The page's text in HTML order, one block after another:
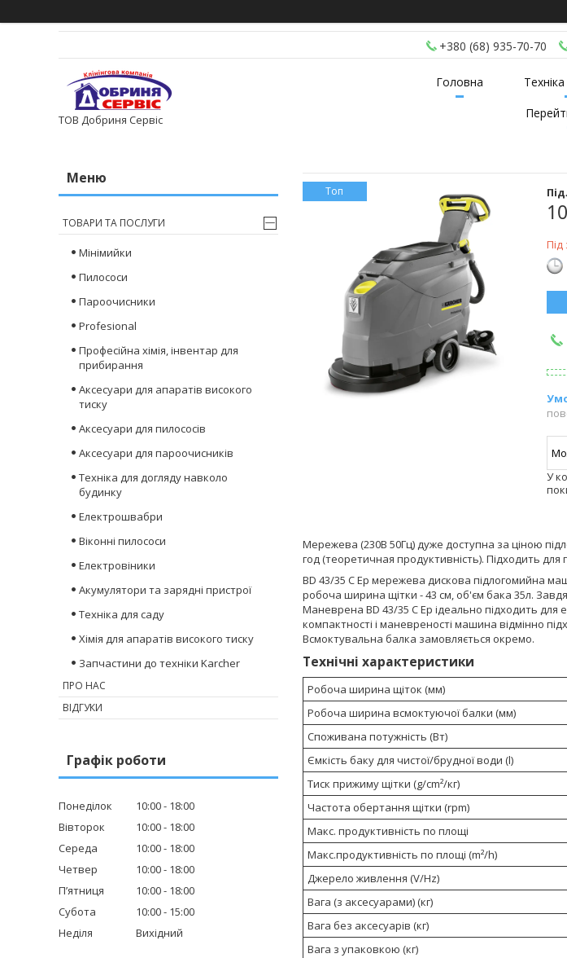
+380 (68) 935-70-70
ТОВ Добриня Сервіс
Головна
Топ
У
Мережева (230В 50Гц) дуже доступна за ціною
год (теоретичная продуктивність). Підходить
BD 43/35 C Ep мережева дискова підлогомийна
робоча ширина щітки - 43 см, об'єм бака 35л.
Маневрена BD 43/35 C Ep ідеально підходить
компактності і маневреності машина відмінно
Всмоктувальна балка замовляється окремо.
Технічні характеристики
Робоча ширина щіток (мм)
Робоча ширина всмоктуючої балки (мм)
Споживана потужність (Вт)
Ємкість баку для чистої/брудної води (l)
Тиск прижиму щітки (g/cm²/кг)
Частота обертання щітки (rpm)
Макс. продуктивність по площі
Макс.продуктивність по площі (m²/h)
Джерело живлення (V/Hz)
Вага (з аксесуарами) (кг)
Вага без аксесуарів (кг)
Вага з упаковкою (кг)
ТОВАРИ ТА ПОСЛУГИ
Мінімийки
Пилососи
Пароочисники
Profesional
Професійна хімія, інвентар для
прибирання
Аксесуари для апаратів високого
тиску
Аксесуари для пилососів
Аксесуари для пароочисників
Техніка для догляду навколо
будинку
Електрошвабри
Віконні пилососи
Електровіники
Акумулятори та зарядні пристрої
Техніка для саду
Хімія для апаратів високого тиску
Запчастини до техніки Karcher
ПРО НАС
ВІДГУКИ
Графік роботи
Понеділок 10:00
18:00
Вівторок
10:00
18:00
Середа
10:00
18:00
Четвер
10:00
18:00
Пʼятниця
10:00
18:00
Субота
10:00
15:00
Неділя
Вихідний